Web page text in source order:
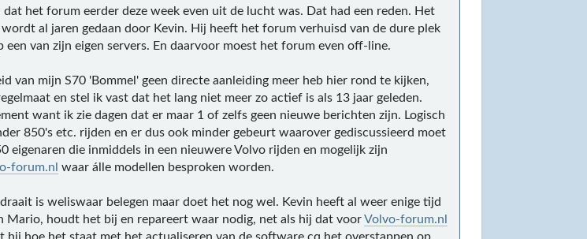
het forum eerder deze week even uit de lucht was. Dat had een reden. Het
al jaren gedaan door Kevin. Hij heeft het forum verhuisd van de dure plek
een van zijn eigen servers. En daarvoor moest het forum even off-line.
van mijn S70 'Bommel' geen directe aanleiding meer heb hier rond te kijken,
en stel ik vast dat het lang niet meer zo actief is als 13 jaar geleden.
want ik zie dagen dat er maar 1 of zelfs geen nieuwe berichten zijn. Logisch
850's etc. rijden en er dus ook minder gebeurt waarover gediscussieerd moet
eigenaren die inmiddels in een nieuwere Volvo rijden en mogelijk zijn
forum.nl waar álle modellen besproken worden.
is weliswaar belegen maar doet het nog wel. Kevin heeft al weer enige tijd
Mario, houdt het bij en repareert waar nodig, net als hij dat voorVolvo-forum.nl
hij hoe het staat met het actualiseren van de software cq het overstappen op